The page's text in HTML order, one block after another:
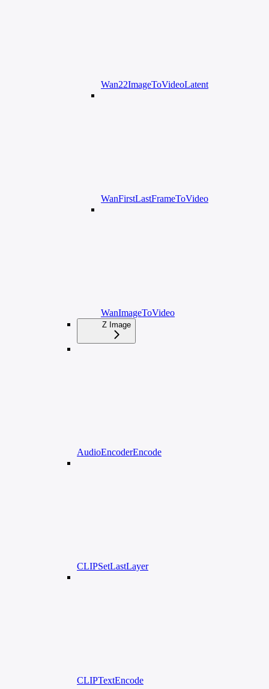
Wan22ImageToVideoLatent
WanFirstLastFrameToVideo
WanImageToVideo
Z Image
AudioEncoderEncode
CLIPSetLastLayer
CLIPTextEncode